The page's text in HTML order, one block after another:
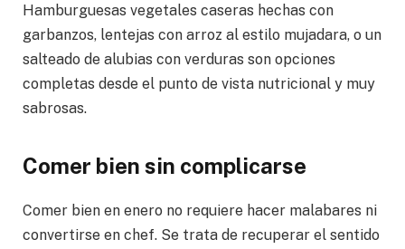
Hamburguesas vegetales caseras hechas con
garbanzos, lentejas con arroz al estilo mujadara, o un
salteado de alubias con verduras son opciones
completas desde el punto de vista nutricional y muy
sabrosas.
Comer bien sin complicarse
Comer bien en enero no requiere hacer malabares ni
convertirse en chef. Se trata de recuperar el sentido